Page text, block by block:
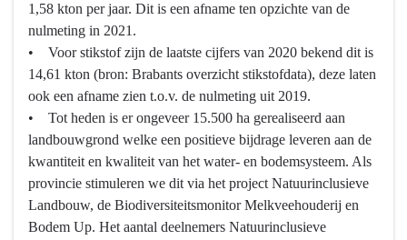
1,58 kton per jaar. Dit is een afname ten opzichte van de
nulmeting in 2021.
• Voor stikstof zijn de laatste cijfers van 2020 bekend dit is
14,61 kton (bron: Brabants overzicht stikstofdata), deze laten
ook een afname zien t.o.v. de nulmeting uit 2019.
• Tot heden is er ongeveer 15.500 ha gerealiseerd aan
landbouwgrond welke een positieve bijdrage leveren aan de
kwantiteit en kwaliteit van het water- en bodemsysteem. Als
provincie stimuleren we dit via het project Natuurinclusieve
Landbouw, de Biodiversiteitsmonitor Melkveehouderij en
Bodem Up. Het aantal deelnemers Natuurinclusieve